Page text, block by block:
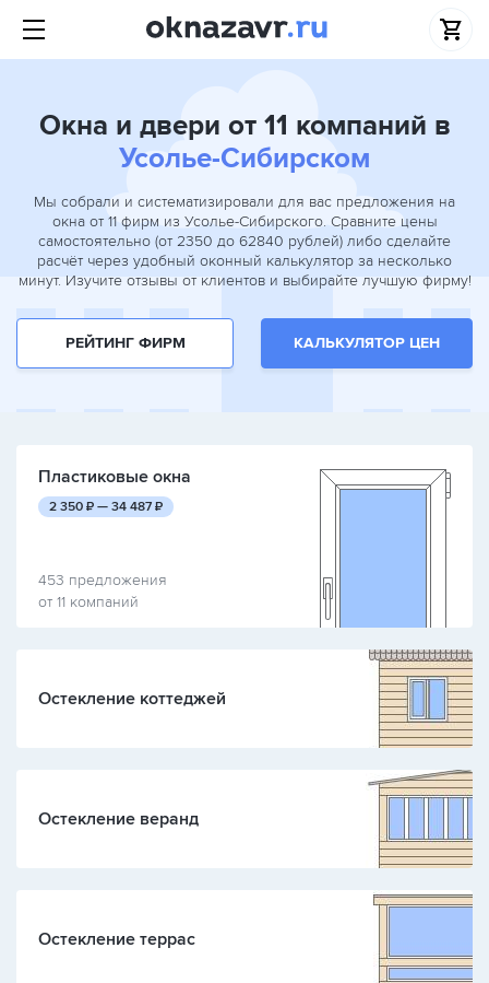
Окна и двери от 11 компаний в
Усолье-Сибирском
Мы собрали и систематизировали для вас предложения на
окна от 11 фирм из Усолье-Сибирского. Сравните цены
самостоятельно (от 2350 до 62840 рублей) либо сделайте
расчёт через удобный оконный калькулятор за несколько
минут. Изучите отзывы от клиентов и выбирайте лучшую фирму!
РЕЙТИНГ ФИРМ КАЛЬКУЛЯТОР ЦЕН
Пластиковые окна
2 350 руб.
₽ — 34 487 руб.
₽
453 предложения
от 11 компаний
Остекление коттеджей
Остекление веранд
Остекление террас